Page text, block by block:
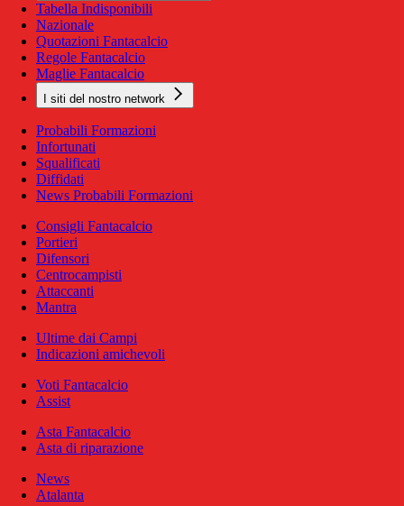
Tabella Indisponibili
Nazionale
Quotazioni Fantacalcio
Regole Fantacalcio
Maglie Fantacalcio
I siti del nostro network
Probabili Formazioni
Infortunati
Squalificati
Diffidati
News Probabili Formazioni
Consigli Fantacalcio
Portieri
Difensori
Centrocampisti
Attaccanti
Mantra
Ultime dai Campi
Indicazioni amichevoli
Voti Fantacalcio
Assist
Asta Fantacalcio
Asta di riparazione
News
Atalanta